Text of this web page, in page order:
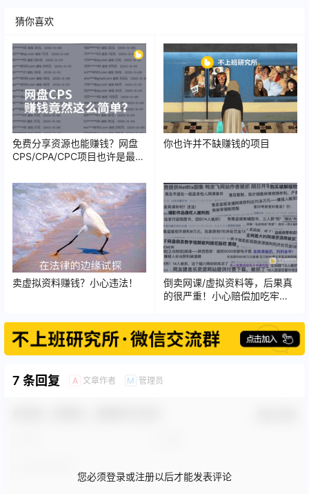
猜你喜欢
免费分享资源也能赚钱？网盘
CPS/CPA/CPC项目也许是最好
你也许并不缺赚钱的项目
卖虚拟资料赚钱？小心违法！
倒卖网课/虚拟资料等，后果真
的很严重！小心赔偿加吃牢
7 条回复 A 文章作者 M 管理员
您必须登录或注册以后才能发表评论